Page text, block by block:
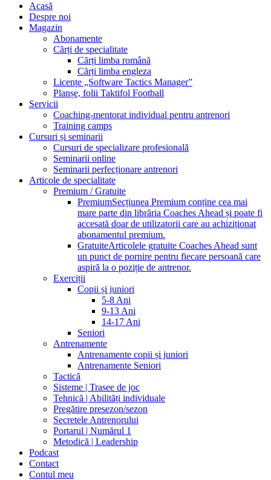
Acasă
Despre noi
Magazin
Abonamente
Cărți de specialitate
Cărți limba română
Cărți limba engleza
Licențe „Software Tactics Manager”
Planșe, folii Taktifol Football
Servicii
Coaching-mentorat individual pentru antrenori
Training camps
Cursuri și seminarii
Cursuri de specializare profesională
Seminarii online
Seminarii perfecționare antrenori
Articole de specialitate
Premium / Gratuite
PremiumSecțiunea Premium conține cea mai
mare parte din librăria Coaches Ahead și poate fi
accesată doar de utilizatorii care au achiziționat
abonamentul premium.
GratuiteArticolele gratuite Coaches Ahead sunt
un punct de pornire pentru fiecare persoană care
aspiră la o poziție de antrenor.
Exerciții
Copii și juniori
5-8 Ani
9-13 Ani
14-17 Ani
Seniori
Antrenamente
Antrenamente copii și juniori
Antrenamente Seniori
Tactică
Sisteme | Trasee de joc
Tehnică | Abilități individuale
Pregătire presezon/sezon
Secretele Antrenorului
Portarul | Numărul 1
Metodică | Leadership
Podcast
Contact
Contul meu